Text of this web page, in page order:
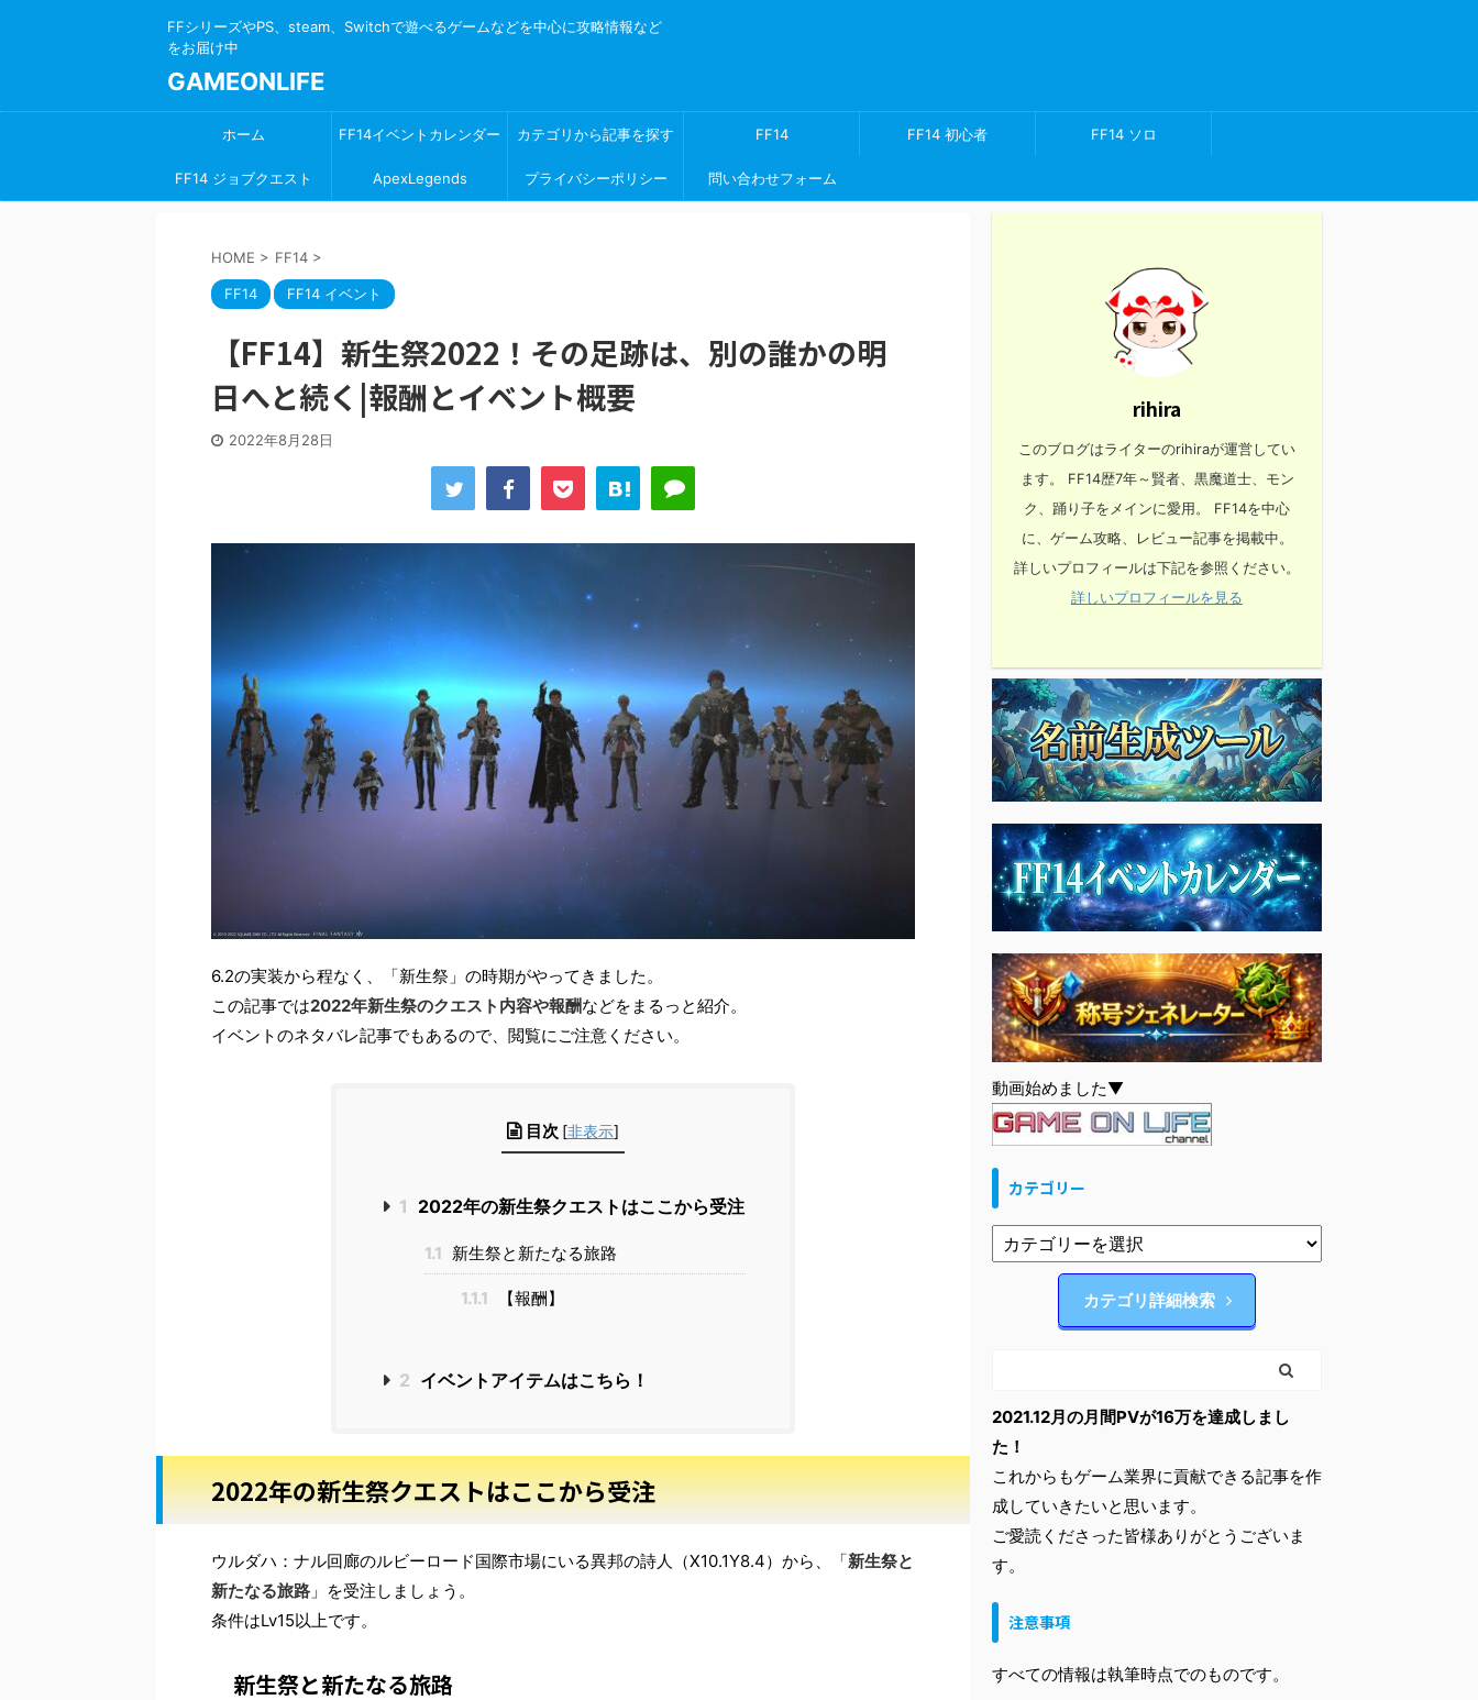
FFシリーズやPS、steam、Switchで遊べるゲームなどを中心に攻略情報など
をお届け中
GAMEONLIFE
ホーム FF14イベントカレンダー カテゴリから記事を探す FF14 FF14 初心者 FF14 ソロ
FF14 ジョブクエスト ApexLegends プライバシーポリシー 問い合わせフォーム
HOME > FF14 >
FF14 FF14 イベント
【FF14】新生祭2022！その足跡は、別の誰かの明
日へと続く|報酬とイベント概要
2022年8月28日
6.2の実装から程なく、「新生祭」の時期がやってきました。
この記事では2022年新生祭のクエスト内容や報酬などをまるっと紹介。
イベントのネタバレ記事でもあるので、閲覧にご注意ください。
目次 [非表示]
1 2022年の新生祭クエストはここから受注
1.1 新生祭と新たなる旅路
1.1.1 【報酬】
2 イベントアイテムはこちら！
2022年の新生祭クエストはここから受注
ウルダハ：ナル回廊のルビーロード国際市場にいる異邦の詩人（X10.1Y8.4）から、「新生祭と
新たなる旅路 」を受注しましょう。
条件はLv15以上です。
新生祭と新たなる旅路
rihira
このブログはライターのrihiraが運営してい
ます。 FF14歴7年～賢者、黒魔道士、モン
ク、踊り子をメインに愛用。 FF14を中心
に、ゲーム攻略、レビュー記事を掲載中。
詳しいプロフィールは下記を参照ください。
詳しいプロフィールを見る
動画始めました▼
カテゴリー
カテゴリ詳細検索
2021.12月の月間PVが16万を達成しまし
た！
これからもゲーム業界に貢献できる記事を作
成していきたいと思います。
ご愛読くださった皆様ありがとうございま
す。
注意事項
すべての情報は執筆時点でのものです。